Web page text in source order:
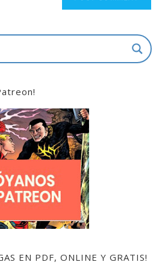
EN PDF, ONLINE Y GRATIS!